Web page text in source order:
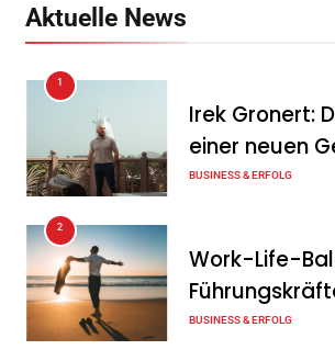
Jahr nichts
was stattdessen
Verbindlichkeit
Tanja Schiller 7.
Wenn jede
Onboard-Kurier-
Aktuelle News
1
Irek Gronert:
einer neuen
von
BUSINESS & ERFOLG
2
Work-Life-
oder echte
BUSINESS & ERFOLG